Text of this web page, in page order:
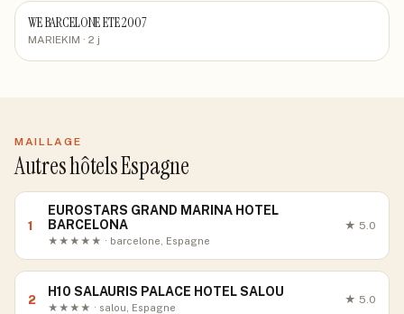
WE BARCELONE ETE 2007
MARIEKIM · 2 j
MAILLAGE
Autres hôtels Espagne
1
EUROSTARS GRAND MARINA HOTEL
BARCELONA
★★★★★ · barcelone, Espagne
★ 5.0
2
H10 SALAURIS PALACE HOTEL SALOU
★★★★ · salou, Espagne
★ 5.0